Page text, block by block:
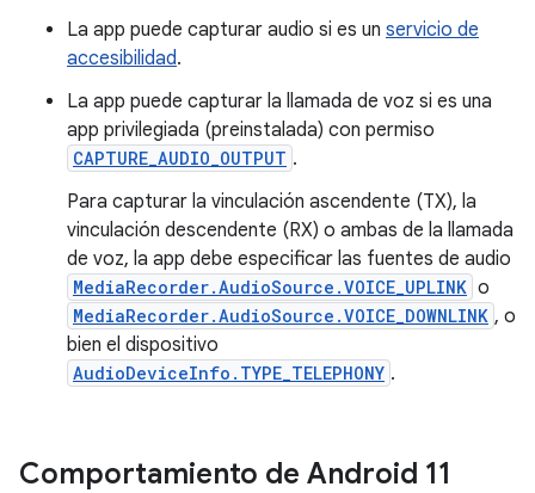
La app puede capturar audio si es un servicio de
accesibilidad.
La app puede capturar la llamada de voz si es una
app privilegiada (preinstalada) con permiso
CAPTURE_AUDIO_OUTPUT .
Para capturar la vinculación ascendente (TX), la
vinculación descendente (RX) o ambas de la llamada
de voz, la app debe especificar las fuentes de audio
MediaRecorder.AudioSource.VOICE_UPLINK o
MediaRecorder.AudioSource.VOICE_DOWNLINK , o
bien el dispositivo
AudioDeviceInfo.TYPE_TELEPHONY .
Comportamiento de Android 11